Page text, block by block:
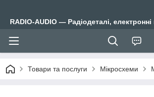
RADIO-AUDIO — Радіодеталі,
Товари та послуги Мікросхеми